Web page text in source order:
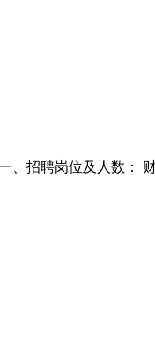
招聘岗位及人数：